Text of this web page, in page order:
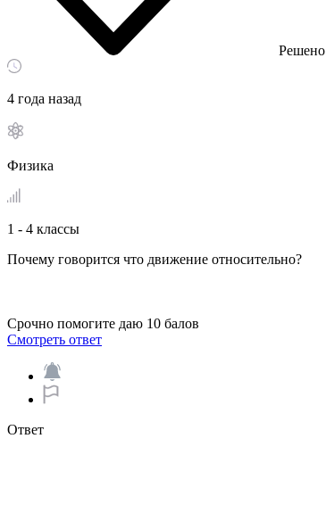
Решено
4 года назад
Физика
1 - 4 классы
Почему говорится что движение относительно?
Срочно помогите даю 10 балов
Смотреть ответ
Ответ